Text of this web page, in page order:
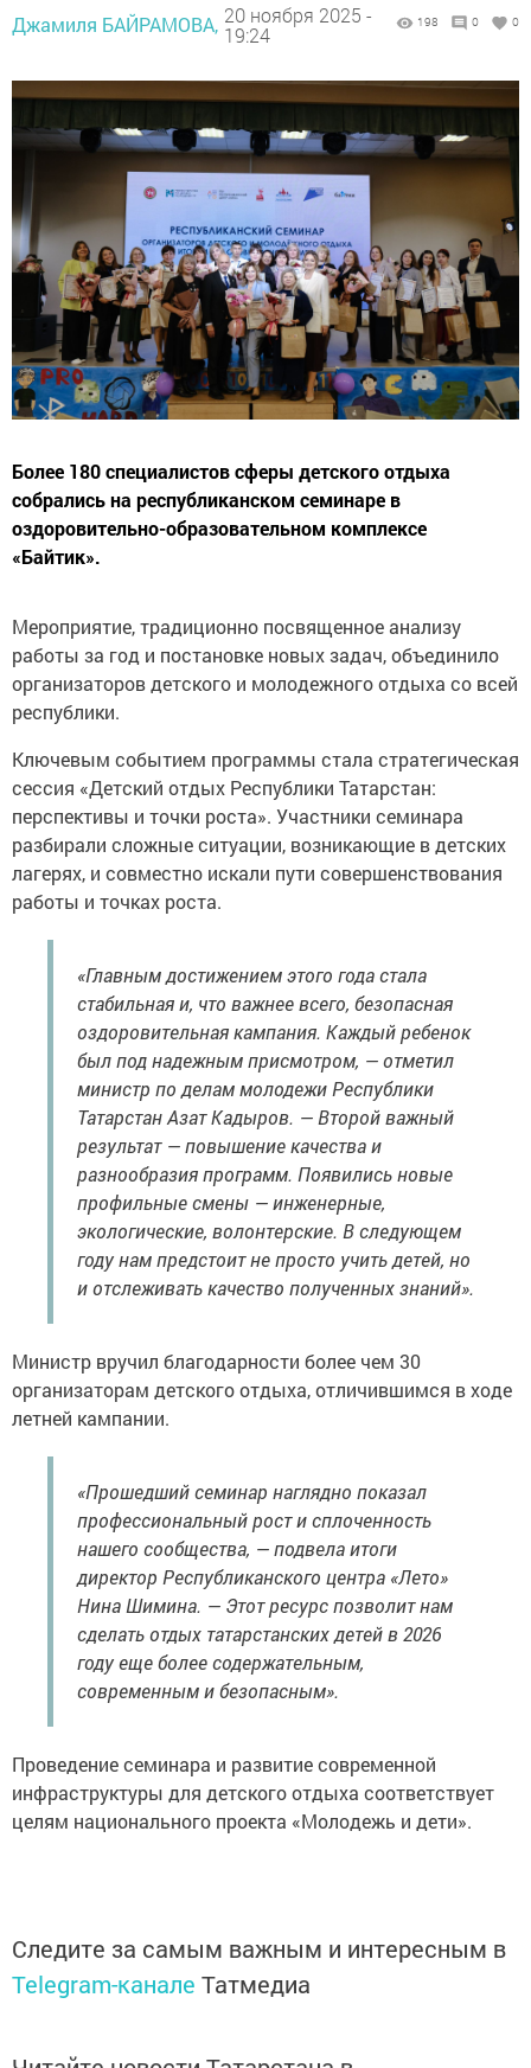
Джамиля БАЙРАМОВА, 20 ноября 2025 -
19:24
198 0 0
Более 180 специалистов сферы детского отдыха
собрались на республиканском семинаре в
оздоровительно-образовательном комплексе
«Байтик».
Мероприятие, традиционно посвященное анализу
работы за год и постановке новых задач, объединило
организаторов детского и молодежного отдыха со всей
республики.
Ключевым событием программы стала стратегическая
сессия «Детский отдых Республики Татарстан:
перспективы и точки роста». Участники семинара
разбирали сложные ситуации, возникающие в детских
лагерях, и совместно искали пути совершенствования
работы и точках роста.
«Главным достижением этого года стала
стабильная и, что важнее всего, безопасная
оздоровительная кампания. Каждый ребенок
был под надежным присмотром, — отметил
министр по делам молодежи Республики
Татарстан Азат Кадыров. — Второй важный
результат — повышение качества и
разнообразия программ. Появились новые
профильные смены — инженерные,
экологические, волонтерские. В следующем
году нам предстоит не просто учить детей, но
и отслеживать качество полученных знаний».
Министр вручил благодарности более чем 30
организаторам детского отдыха, отличившимся в ходе
летней кампании.
«Прошедший семинар наглядно показал
профессиональный рост и сплоченность
нашего сообщества, — подвела итоги
директор Республиканского центра «Лето»
Нина Шимина. — Этот ресурс позволит нам
сделать отдых татарстанских детей в 2026
году еще более содержательным,
современным и безопасным».
Проведение семинара и развитие современной
инфраструктуры для детского отдыха соответствует
целям национального проекта «Молодежь и дети».
Следите за самым важным и интересным в
Telegram-канале Татмедиа